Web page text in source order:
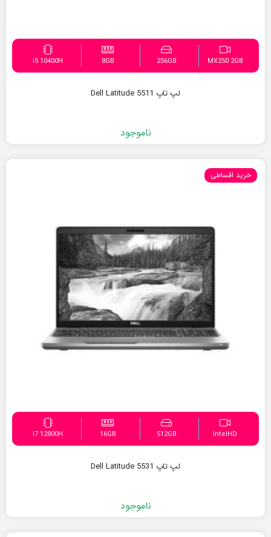
MX250 2GB
256GB
8GB
i5 10400H
لپ تاپ Dell Latitude 5511
ناموجود
خرید اقساطی
IntelHD
512GB
16GB
i7 12800H
لپ تاپ Dell Latitude 5531
ناموجود